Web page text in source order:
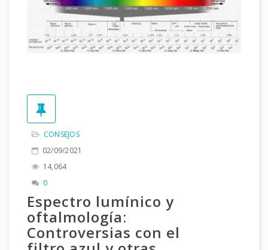
CONSEJOS
02/09/2021
14,064
0
Espectro lumínico y
oftalmología:
Controversias con el